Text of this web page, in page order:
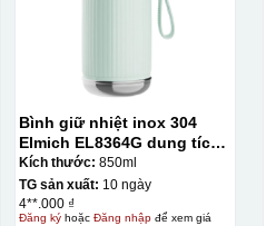
Bình giữ nhiệt inox 304
Elmich EL8364G dung tích
850ml
Kích thước: 850ml
TG sản xuất: 10 ngày
4**.000 ₫
Đăng kýhoặc Đăng nhậpđể xem giá